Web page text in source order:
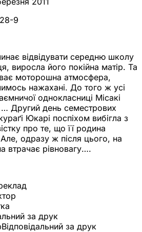
9
відвідувати середню школу
виросла його покійна матір. Та
моторошна атмосфера,
нажахані. До того ж усі
однокласниці Місакі
… Другий день семестрових
Юкарі поспіхом вибігла з
про те, що її родина
одразу ж після цього, на
втрачає рівновагу….
за друк
Відповідальний за друк